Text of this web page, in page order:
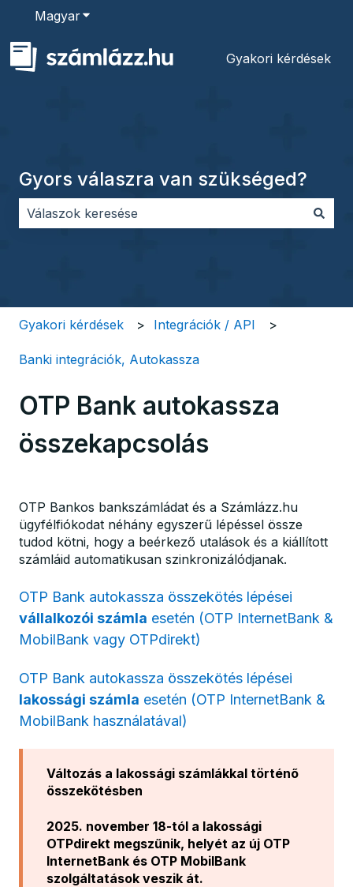
MagyarAlmenü megjelenítése fordításokhoz
Gyakori kérdések
Gyors válaszra van szükséged?
Gyakori kérdések Integrációk / API
Banki integrációk, Autokassza
OTP Bank autokassza
összekapcsolás
OTP Bankos bankszámládat és a Számlázz.hu
ügyfélfiókodat néhány egyszerű lépéssel össze
tudod kötni, hogy a beérkező utalások és a kiállított
számláid automatikusan szinkronizálódjanak.
OTP Bank autokassza összekötés lépései
vállalkozói számla esetén (OTP InternetBank &
MobilBank vagy OTPdirekt)
OTP Bank autokassza összekötés lépései
lakossági számla esetén (OTP InternetBank &
MobilBank használatával)
Változás a lakossági számlákkal történő
összekötésben
2025. november 18-tól a lakossági
OTPdirekt megszűnik, helyét az új OTP
InternetBank és OTP MobilBank
szolgáltatások veszik át.